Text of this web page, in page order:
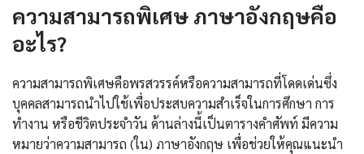
ความสามารถพิเศษ ภาษาอังกฤษคือ
อะไร?
ความสามารถพิเศษคือพรสวรรค์หรือความสามารถที่โดดเด่นซึ่ง
บุคคลสามารถนำไปใช้เพื่อประสบความสำเร็จในการศึกษา การ
ทำงาน หรือชีวิตประจำวัน ด้านล่างนี้เป็นตารางคำศัพท์ มีความ
หมายว่าความสามารถ (ใน) ภาษาอังกฤษ เพื่อช่วยให้คุณแนะนํา